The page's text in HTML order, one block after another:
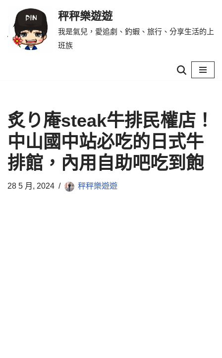
Skip
to
秤秤樂遊遊
我是氣兒，愛追劇、釣蝦、旅行、分享生活的上
班族
炙り庵steak牛排民權店！
中山國中站必吃的日式牛
排館，內用自助吧吃到飽
28 5 月, 2024 秤秤樂遊遊